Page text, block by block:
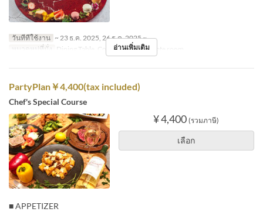
วันที่ที่ใช้งาน ~ 23 ธ.ค. 2025, 26 ธ.ค. 2025 ~
หมวดหมู่ที่นั่ง
Dining Table, Counter Table, Private room
อ่านเพิ่มเติม
PartyPlan￥4,400(tax included)
Chef's Special Course
¥ 4,400 (รวมภาษี)
เลือก
■ APPETIZER